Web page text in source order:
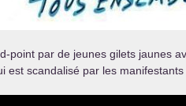
point par de jeunes gilets jaunes
scandalisé par les